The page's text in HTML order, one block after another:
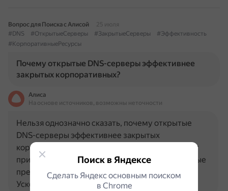
Вопрос для Поиска с Алисой
25 июля
#DNS
#ОткрытыеСерверы #ЗакрытыеСерверы
#Эффективность
#КорпоративныеРесурсы
Почему открытые DNS-серверы эффективнее
закрытых корпоративных?
Алиса
На основе источников, возможны неточности
Нельзя однозначно сказать, почему открытые
DNS-серверы эффективнее закрытых
корпоративных. Выбор DNS-сервера зависит от
приоритетных возможностей и задач. Некоторые
преимущества открытых DNS-серверов:
Ускоренная загрузка веб-страниц. Открытые…
Поиск в Яндексе
Сделать Яндекс основным поиском
в Сhrome